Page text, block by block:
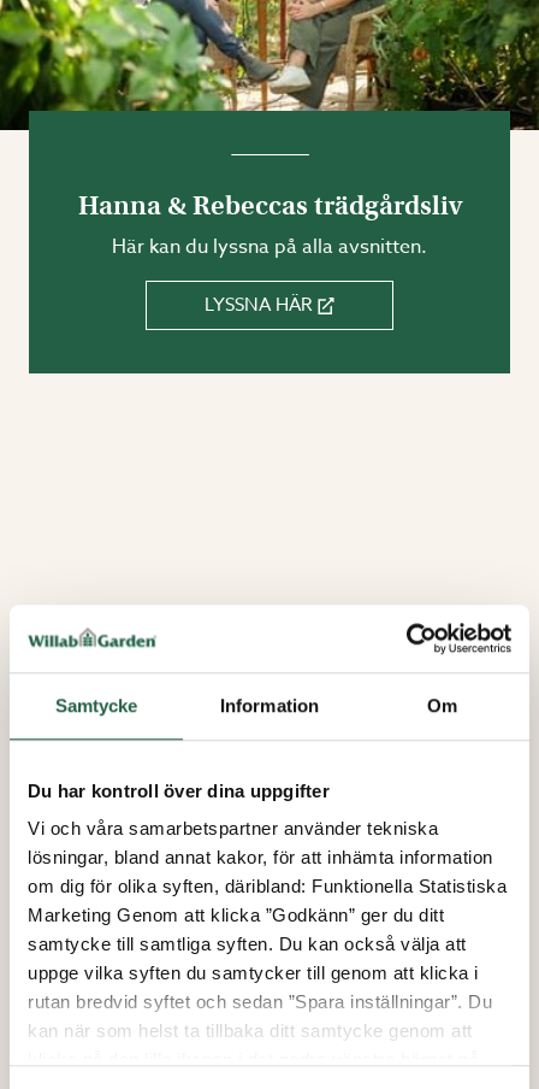
Samtycke Information Om
Du har kontroll över dina uppgifter
Vi och våra samarbetspartner använder tekniska
lösningar, bland annat kakor, för att inhämta information
om dig för olika syften, däribland: Funktionella Statistiska
Marketing Genom att klicka ”Godkänn” ger du ditt
samtycke till samtliga syften. Du kan också välja att
uppge vilka syften du samtycker till genom att klicka i
rutan bredvid syftet och sedan ”Spara inställningar”. Du
kan när som helst ta tillbaka ditt samtycke genom att
Hanna & Rebeccas trädgårdsliv
Här kan du lyssna på alla avsnitten.
LYSSNA HÄR